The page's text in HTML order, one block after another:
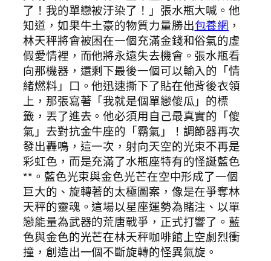
了！我的單戀被汙染了！」張水瓶大喊。他
知道，如果牛土豪的物質力量勝出包養網 ，
林天秤將會被困在一個充滿金錢和俗氣的虛
假愛情裡，而他將永遠失去機會。張水瓶看
向那機器，還剩下最後一個可以輸入的「情
緒燃料」口。他迅速撕下了貼在他背後衣領
上，那張寫著「我就是個單戀傻瓜」的標
籤，丟了進去。他必須用自己最真實的「傻
氣」去對抗金牛座的「霸氣」！調節器再次
發出轟鳴，這一次，射向天空的光束不再是
彩虹色，而是充滿了水瓶座特有的怪誕藍色
**。藍色光束與金色光芒在空中形成了一個
巨大的、旋轉著的太極圖案，像是在爭奪林
天秤的靈魂。這場以星座運勢為賭注、以單
戀能量為武器的荒唐戰爭，正式打響了。藍
色與金色的光芒在林天秤咖啡館上空劇烈衝
撞，創造出一個不斷旋轉的怪異氣旋。